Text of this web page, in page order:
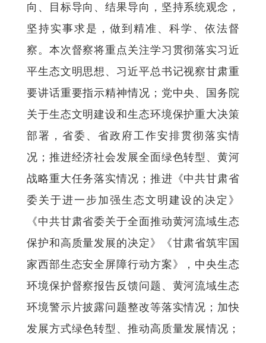
向、目标导向、结果导向，坚持系统观念，
坚持实事求是，做到精准、科学、依法督
察。本次督察将重点关注学习贯彻落实习近
平生态文明思想、习近平总书记视察甘肃重
要讲话重要指示精神情况；党中央、国务院
关于生态文明建设和生态环境保护重大决策
部署，省委、省政府工作安排贯彻落实情
况；推进经济社会发展全面绿色转型、黄河
战略重大任务落实情况；推进《中共甘肃省
委关于进一步加强生态文明建设的决定》
《中共甘肃省委关于全面推动黄河流域生态
保护和高质量发展的决定》《甘肃省筑牢国
家西部生态安全屏障行动方案》，中央生态
环境保护督察报告反馈问题、黄河流域生态
环境警示片披露问题整改等落实情况；加快
发展方式绿色转型、推动高质量发展情况；